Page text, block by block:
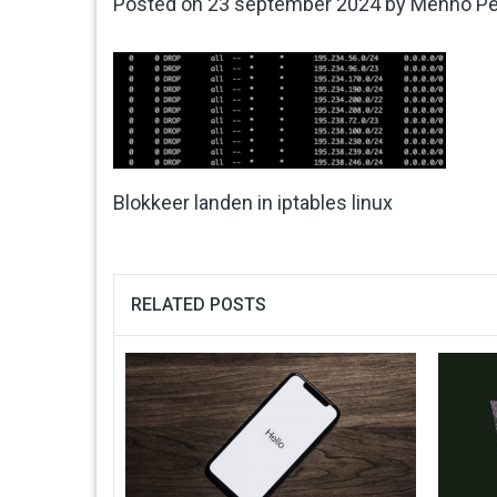
Blokkeer landen in iptables linux
RELATED POSTS